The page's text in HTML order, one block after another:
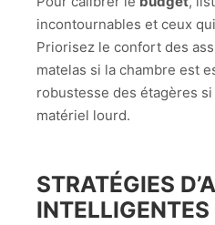
incontournables et ceux
Priorisez le confort des
matelas si la chambre est
robustesse des étagères
matériel lourd.
STRATÉGIES
INTELLIGENTES